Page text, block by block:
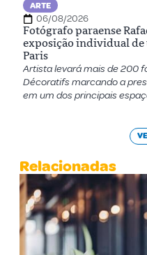
ARTE
06/08/2026
Fotógrafo paraense
exposição individual de
Paris
Artista levará mais de 200
Décoratifs marcando a
em um dos principais
Relacionadas